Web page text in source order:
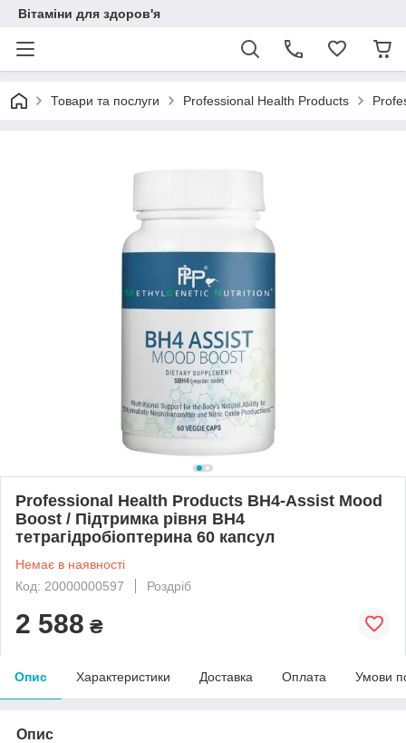
Вітаміни для здоров'я
Товари та послуги Professional Health Products
Professional Health Products BH4-Assist Mood
Boost / Підтримка рівня BH4
тетрагідробіоптерина 60 капсул
Немає в наявності
Код: 20000000597
Роздріб
2 588 ₴
Опис Характеристики Доставка Оплата Умови
Опис